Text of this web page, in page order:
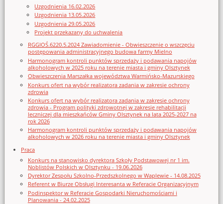
Uzgodnienia 16.02.2026
Uzgodnienia 13.05.2026
Uzgodnienia 29.05.2026
Projekt przekazany do uchwalenia
RGGIOŚ.6220.5.2024 Zawiadomienie - Obwieszczenie o wszczęciu
postępowania administracyjnego budowa farmy Mielno
Harmonogram kontroli punktów sprzedaży i podawania napojów
alkoholowych w 2025 roku na terenie miasta i gminy Olsztynek
Obwieszczenia Marszałka województwa Warmińsko-Mazurskiego
Konkurs ofert na wybór realizatora zadania w zakresie ochrony
zdrowia
Konkurs ofert na wybór realizatora zadania w zakresie ochrony
zdrowia - Program polityki zdrowotnej w zakresie rehabilitacji
leczniczej dla mieszkańców Gminy Olsztynek na lata 2025-2027 na
rok 2026
Harmonogram kontroli punktów sprzedaży i podawania napojów
alkoholowych w 2026 roku na terenie miasta i gminy Olsztynek
Praca
Konkurs na stanowisko dyrektora Szkoły Podstawowej nr 1 im.
Noblistów Polskich w Olsztynku - 19.06.2026
Dyrektor Zespołu Szkolno-Przedszkolnego w Waplewie - 14.08.2025
Referent w Biurze Obsługi Interesanta w Referacie Organizacyjnym
Podinspektor w Referacie Gospodarki Nieruchomościami i
Planowania - 24.02.2025